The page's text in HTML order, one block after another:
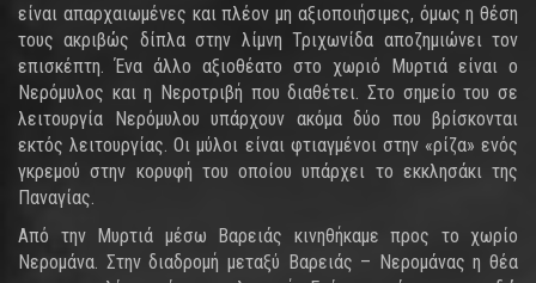
είναι απαρχαιωμένες και πλέον μη αξιοποιήσιμες, όμως η θέση
τους ακριβώς δίπλα στην λίμνη Τριχωνίδα αποζημιώνει τον
επισκέπτη. Ένα άλλο αξιοθέατο στο χωριό Μυρτιά είναι ο
Νερόμυλος και η Νεροτριβή που διαθέτει. Στο σημείο του σε
λειτουργία Νερόμυλου υπάρχουν ακόμα δύο που βρίσκονται
εκτός λειτουργίας. Οι μύλοι είναι φτιαγμένοι στην «ρίζα» ενός
γκρεμού στην κορυφή του οποίου υπάρχει το εκκλησάκι της
Παναγίας.
Από την Μυρτιά μέσω Βαρειάς κινηθήκαμε προς το χωρίο
Νερομάνα. Στην διαδρομή μεταξύ Βαρειάς – Νερομάνας η θέα